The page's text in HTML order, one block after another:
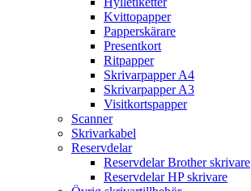
Kvittopapper
Papperskärare
Presentkort
Ritpapper
Skrivarpapper A4
Skrivarpapper A3
Visitkortspapper
Scanner
Skrivarkabel
Reservdelar
Reservdelar Brother skrivare
Reservdelar HP skrivare